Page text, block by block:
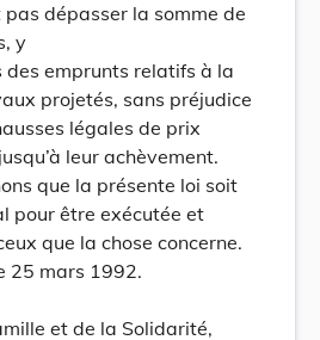
pas dépasser la somme de
y
des emprunts relatifs à la
projetés, sans préjudice
légales de prix
leur achèvement.
que la présente loi soit
pour être exécutée et
que la chose concerne.
25 mars 1992.
et de la Solidarité,